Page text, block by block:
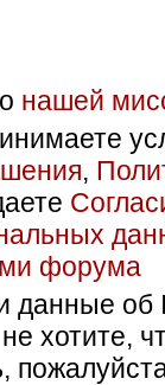
нашей
,
форума
данные об
хотите,